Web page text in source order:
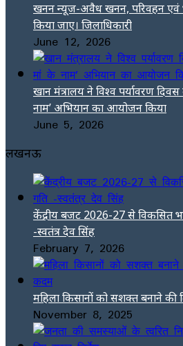
खनन न्यूज-अवैध खनन, परिवहन एवं
किया जाए। जिलाधिकारी
June 12, 2026
खान मंत्रालय ने विश्व पर्यावरण
नाम’ अभियान का आयोजन किया
June 5, 2026
लखनऊ
केंद्रीय बजट 2026-27 से विकसित
-स्वतंत्र देव सिंह
February 7, 2026
महिला किसानों को सशक्त बनाने
November 8, 2025